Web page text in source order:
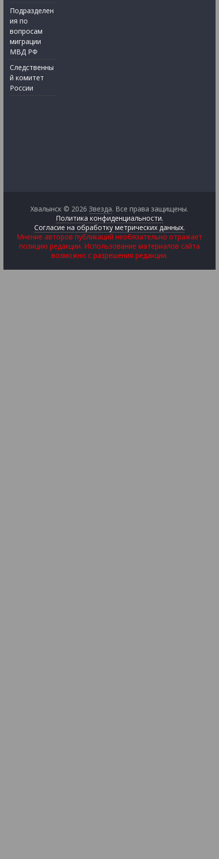
Подразделен
ия по
вопросам
миграции
МВД РФ
Следственны
й комитет
России
Хвалынск © 2026Звезда. Все права защищены.
Политика конфиденциальности.
Согласие на обработку метрических данных.
Мнение авторов публикаций необязательно отражает
позицию редакции. Использование материалов сайта
возможно с разрешения редакции.